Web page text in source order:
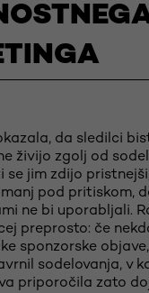
da sledilci
živijo zgolj od
se jim zdijo
pod pritiskom,
ne bi uporabljali.
preprosto: če
sponzorske
sodelovanja, v
priporočila zato